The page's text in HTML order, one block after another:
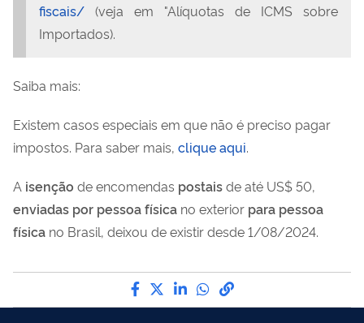
fiscais/ (veja em "Alíquotas de ICMS sobre
Importados).
Saiba mais:
Existem casos especiais em que não é preciso pagar
impostos. Para saber mais, clique aqui.
A isenção de encomendas postaisde até US$ 50,
enviadas por pessoa física no exterior para pessoa
física no Brasil, deixou de existir desde 1/08/2024.
Compartilhe por Facebook
Compartilhe por Twitter
Compartilhe por LinkedIn
Compartilhe por
link para Copiar